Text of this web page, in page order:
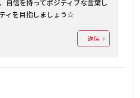
自信を持ってポジティブな言葉し
ィを目指しましょう☆
返信